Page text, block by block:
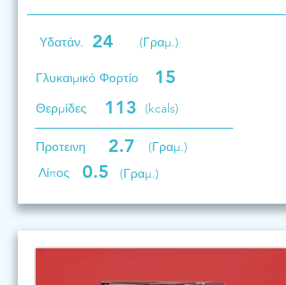
Υδατάν. 24 (Γραμ.)
Γλυκαιμικό Φορτίο 15
Θερμίδες 113 (kcals)
Προτεινη 2.7
(Γραμ.)
Λίπος
0.5 (Γραμ.)